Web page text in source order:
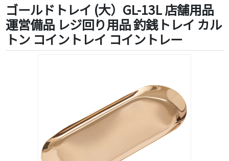
ゴールドトレイ (大）GL-13L 店舗用品
運営備品 レジ回り用品 釣銭トレイ カル
トン コイントレイ コイントレー